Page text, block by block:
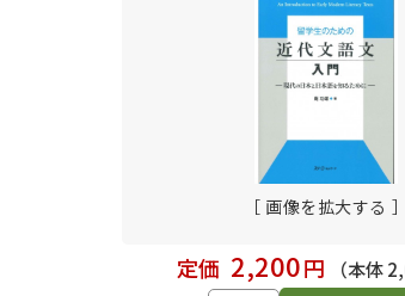
日本語学習関
［ 画像を拡大する ］
定価 2,200円
（本体